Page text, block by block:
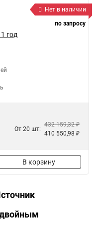
Нет в наличии
по запросу
год
От 20 шт:
432 159,32 ₽
410 550,98 ₽
В корзину
двойным